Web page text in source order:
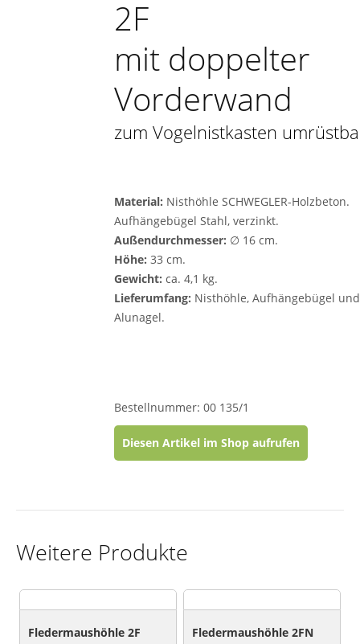
2F
mit doppelter
Vorderwand
zum Vogelnistkasten
Material: Nisthöhle SCHWEGLER-Holzbeton.
Aufhängebügel Stahl, verzinkt.
Außendurchmesser: ∅ 16 cm.
Höhe:33 cm.
Gewicht:ca. 4,1 kg.
Lieferumfang: Nisthöhle, Aufhänge­bügel und
Alunagel.
Bestellnummer: 00 135/1
Diesen Artikel im Shop aufrufen
Weitere Produkte
Fledermaushöhle 2F
Fledermaushöhle 2FN